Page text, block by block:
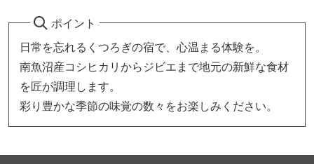
ポイント
日常を忘れるくつろぎの宿で、心温まる体験を。
南魚沼産コシヒカリからジビエまで地元の新鮮な食材
を匠が調理します。
彩り豊かな季節の味覚の数々をお楽しみください。